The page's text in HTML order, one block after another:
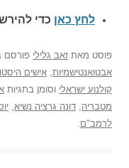
לחץ כאן כדי
פוסט מאת זאב גלילי פורסם
אבטואנטישמיות אישים
קולנוע ישראלי וסומן בתגיות
מטבריה דונה גרציה נשיא
לרמב"ם